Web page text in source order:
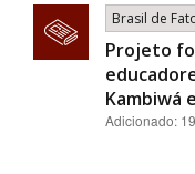
Brasil de
Projeto
Kambiwá
Adicionado: